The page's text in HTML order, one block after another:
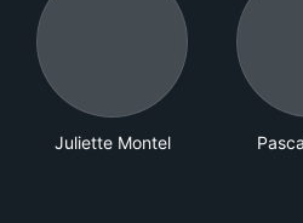
Juliette Montel